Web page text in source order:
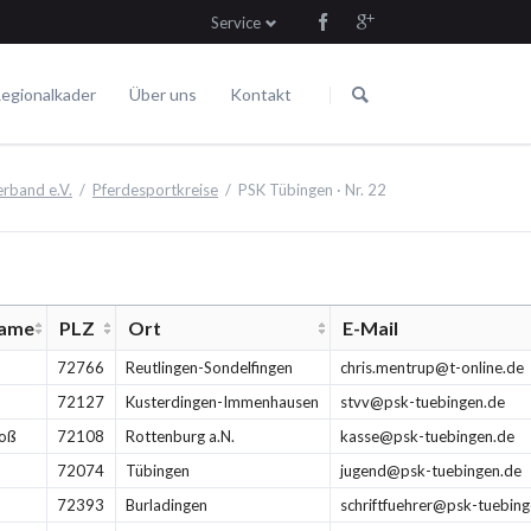
Service
überspringen
Über uns Kontakt
e.V. Pferdesportkreise PSK Tübingen · Nr. 22
PLZ Ort E-Mail
72766 Reutlingen-Sondelfingen
chris.mentrup@t-online.de
72127 Kusterdingen-Immenhausen
stvv@psk-tuebingen.de
72108 Rottenburg a.N.
kasse@psk-tuebingen.de
72074 Tübingen
jugend@psk-tuebingen.de
72393 Burladingen
schriftfuehrer@psk-